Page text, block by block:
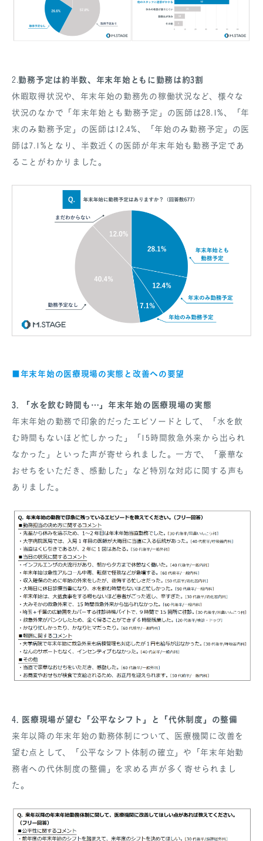
2.勤務予定は約半数、年末年始ともに勤務は約3割
休暇取得状況や、年末年始の勤務先の稼働状況など、様々な
状況のなかで「年末年始とも勤務予定」の医師は28.1%、「年
末のみ勤務予定」の医師は12.4%、「年始のみ勤務予定」の医
師は7.1%となり、半数近くの医師が年末年始も勤務予定であ
ることがわかりました。
■年末年始の医療現場の実態と改善への要望
3. 「水を飲む時間も…」年末年始の医療現場の実態
年末年始の勤務で印象的だったエピソードとして、「水を飲
む時間もないほど忙しかった」「15時間救急外来から出られ
なかった」といった声が寄せられました。一方で、「豪華な
おせちをいただき、感動した」など特別な対応に関する声も
ありました。
4. 医療現場が望む「公平なシフト」と「代休制度」の整備
来年以降の年末年始の勤務体制について、医療機関に改善を
望む点として、「公平なシフト体制の確立」や「年末年始勤
務者への代休制度の整備」を求める声が多く寄せられまし
た。